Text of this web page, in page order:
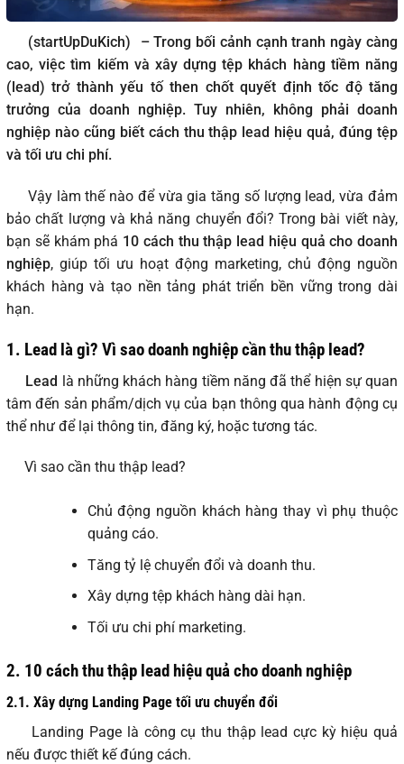
(startUpDuKich)
– Trong bối cảnh cạnh tranh ngày càng
cao, việc tìm kiếm và xây dựng tệp khách hàng tiềm năng
(lead) trở thành yếu tố then chốt quyết định tốc độ tăng
trưởng của doanh nghiệp. Tuy nhiên, không phải doanh
nghiệp nào cũng biết cách thu thập lead hiệu quả, đúng tệp
và tối ưu chi phí.
Vậy làm thế nào để vừa gia tăng số lượng lead, vừa đảm
bảo chất lượng và khả năng chuyển đổi? Trong bài viết này,
bạn sẽ khám phá 10 cách thu thập lead hiệu quả cho doanh
nghiệp, giúp tối ưu hoạt động marketing, chủ động nguồn
khách hàng và tạo nền tảng phát triển bền vững trong dài
hạn.
1. Lead là gì? Vì sao doanh nghiệp cần thu thập lead?
Lead là những khách hàng tiềm năng đã thể hiện sự quan
tâm đến sản phẩm/dịch vụ của bạn thông qua hành động cụ
thể như để lại thông tin, đăng ký, hoặc tương tác.
Vì sao cần thu thập lead?
Chủ động nguồn khách hàng thay vì phụ thuộc
quảng cáo.
Tăng tỷ lệ chuyển đổi và doanh thu.
Xây dựng tệp khách hàng dài hạn.
Tối ưu chi phí marketing.
2. 10 cách thu thập lead hiệu quả cho doanh nghiệp
2.1. Xây dựng Landing Page tối ưu chuyển đổi
Landing Page là công cụ thu thập lead cực kỳ hiệu quả
nếu được thiết kế đúng cách.